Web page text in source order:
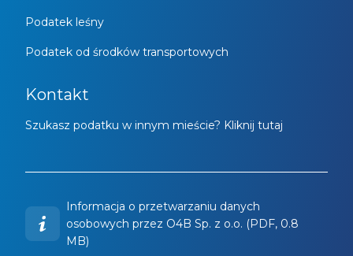
Podatek leśny
Podatek od środków transportowych
Kontakt
Szukasz podatku w innym mieście? Kliknij tutaj
Informacja o przetwarzaniu danych
osobowych przez O4B Sp. z o.o. (PDF, 0.8
MB)